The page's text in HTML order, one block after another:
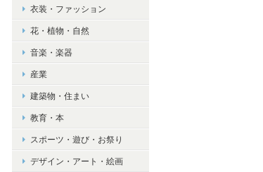
衣装・ファッション
花・植物・自然
音楽・楽器
産業
建築物・住まい
教育・本
スポーツ・遊び・お祭り
デザイン・アート・絵画